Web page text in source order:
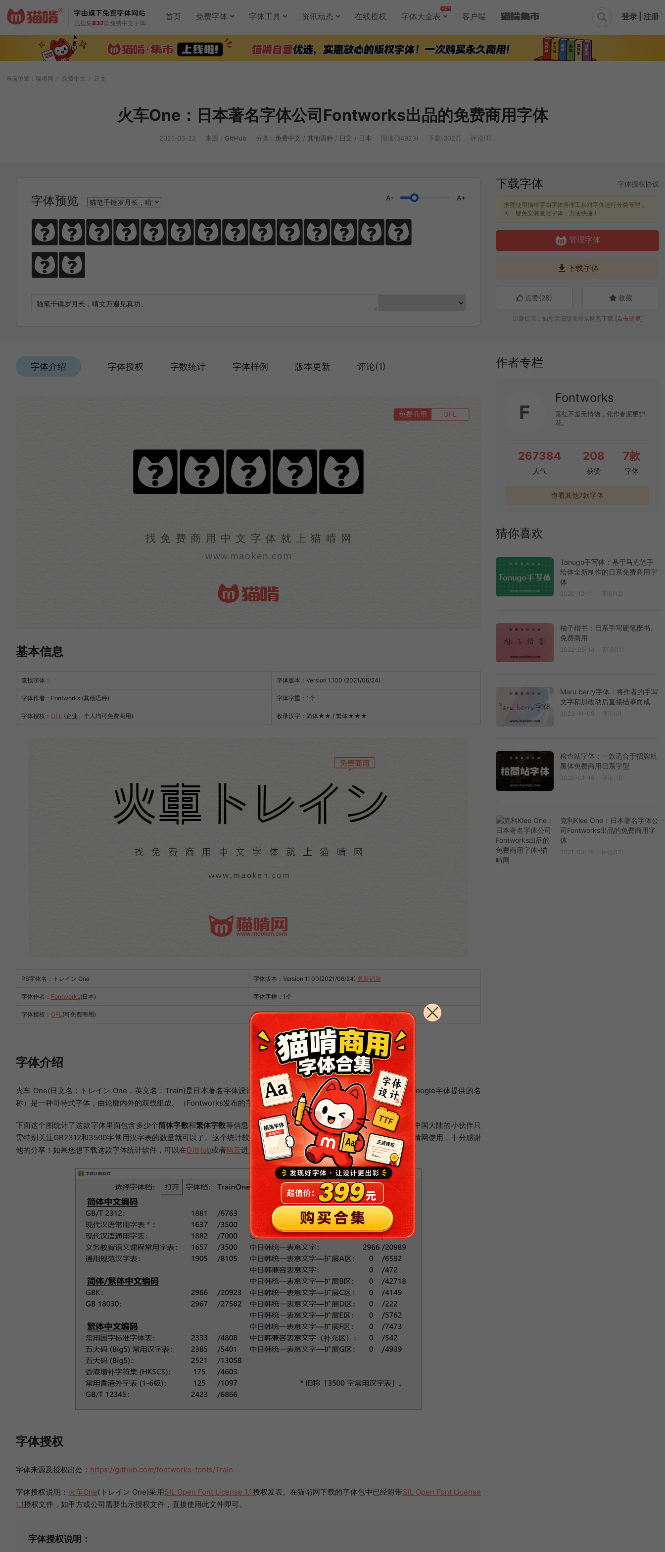
已搜集832款免费中文字体
首页 免费字体 字体工具 资讯动态 在线授权 字体大全表 客户端  登录 | 注册
当前位置： 猫啃网 > 免费中文 > 正文
火车One：日本著名字体公司Fontworks出品的免费商用字体
2021-03-22 来源： GitHub 分类： 免费中文 / 其他语种 / 日文 / 日本 阅读(34923) 下载(3027) 评论(1)
字体预览 A- A+
猫笔千锤岁月长，啃文万遍见真
功。
下载字体 字体授权协议
推荐使用猫啃字由字体管理工具对字体进行分类管理，
可一键免安装激活字体，方便快捷！
管理字体
 下载字体
点赞(28) 收藏
温馨提示：如您需旧版免登录网盘下载 [点击这里]
字体介绍 字体授权 字数统计 字体样例 版本更新 评论(1)
免费商用 OFL
火车One
找免费商用中文字体就上猫啃网
www.maoken.com
基本信息
查找字体： 字体版本：Version 1.100 (2021/06/24)
字体作者：Fontworks (其他语种) 字体字重：1个
字体授权： OFL (企业、个人均可免费商用) 收录汉字：简体★★ / 繁体★★★
PS字体名：トレイン One 字体版本：Version 1.100(2021/06/24) 更新记录
字体作者： Fontworks(日本) 字体字样：1个
字体授权： OFL (可免费商用) 收录汉字：简体★★ / 繁体★★★
字体介绍
火车 One(日文名：トレイン One，英文名：Train)是日本著名字体设计公司Fontworks 免费开源一款字体。“火车”（由Google字体提供的名
称）是一种哥特式字体，由轮廓内外的双线组成。（Fontworks发布的字体名称是“ Railway”。）
下面这个图统计了这款字体里面包含多少个简体字数和繁体字数等信息，方便大家直观地了解这款字体的简繁字体数量。中国大陆的小伙伴只
需特别关注GB2312和3500字常用汉字表的数量就可以了。这个统计软件是来自马来西亚的网友“夜煞之乐”编写提供给猫啃网使用，十分感谢
他的分享！如果您想下载这款字体统计软件，可以在GitHub或者码云进入该软件的开源项目进行下载。
字体授权
字体来源及授权出处： https://github.com/fontworks-fonts/Train
字体授权说明： 火车One(トレイン One)采用SIL Open Font License 1.1授权发表。在猫啃网下载的字体包中已经附带SIL Open Font License
1.1授权文件，如甲方或公司需要出示授权文件，直接使用此文件即可。
字体授权说明：
作者专栏
F
Fontworks
落红不是无情物，化作春泥更护
花。
267384
人气
208
获赞
7款
字体
查看其他7款字体
猜你喜欢
Tanugo手写体：基于马克笔手
绘体全新制作的日系免费商用字
体
2020-12-11 评论(12)
柚子楷书：日系手写硬笔楷书。
免费商用
2022-05-14 评论(11)
Maru berry字体：将作者的手写
文字稍加改动后直接描摹而成
2023-11-09 评论(0)
检查站字体：一款适合于招牌粗
黑体免费商用日系字型
2020-01-16 评论(18)
克利Klee One：日本著名字体公
司Fontworks出品的免费商用字
体
2021-05-19 评论(12)